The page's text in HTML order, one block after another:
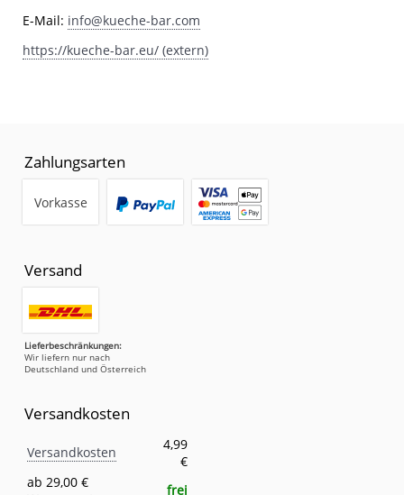
E-Mail: info@kueche-bar.com
https://kueche-bar.eu/ (extern)
Zahlungsarten
Vorkasse
Versand
Lieferbeschränkungen:
Wir liefern nur nach
Deutschland und Österreich
Versandkosten
Eigenschaft
Versandkosten
4,99
€
ab 29,00 €
frei